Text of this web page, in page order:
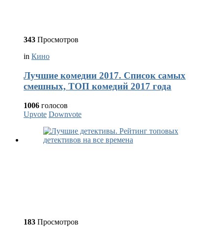
343 Просмотров
in Кино
Лучшие комедии 2017. Список самых
смешных, ТОП комедий 2017 года
1006 голосов
Upvote Downvote
183 Просмотров